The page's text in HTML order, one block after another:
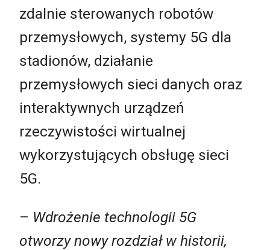
zdalnie sterowanych robotów
przemysłowych, systemy 5G dla
stadionów, działanie
przemysłowych sieci danych oraz
interaktywnych urządzeń
rzeczywistości wirtualnej
wykorzystujących obsługę sieci
5G.
– Wdrożenie technologii 5G
otworzy nowy rozdział w historii,